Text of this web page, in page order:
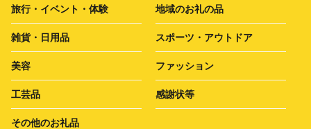
旅行・イベント・体験 地域のお礼の品
雑貨・日用品 スポーツ・アウトドア
美容 ファッション
工芸品 感謝状等
その他のお礼品